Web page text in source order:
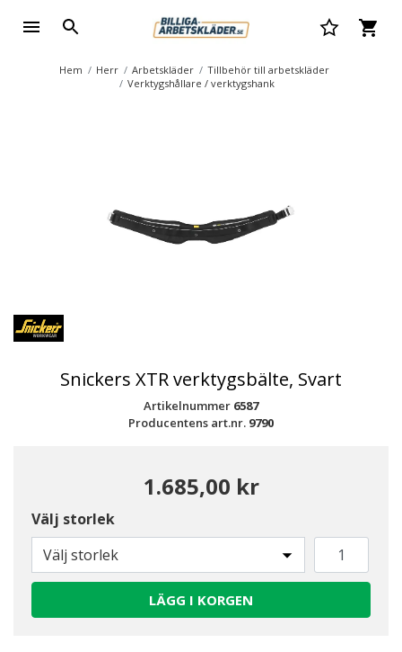
Hem Herr Arbetskläder
Tillbehör till arbetskläder
Verktygshållare / verktygshank
Snickers XTR verktygsbälte, Svart
Artikelnummer 6587
Producentens art.nr. 9790
1.685,00 kr
Välj storlek
Välj storlek
LÄGG I KORGEN